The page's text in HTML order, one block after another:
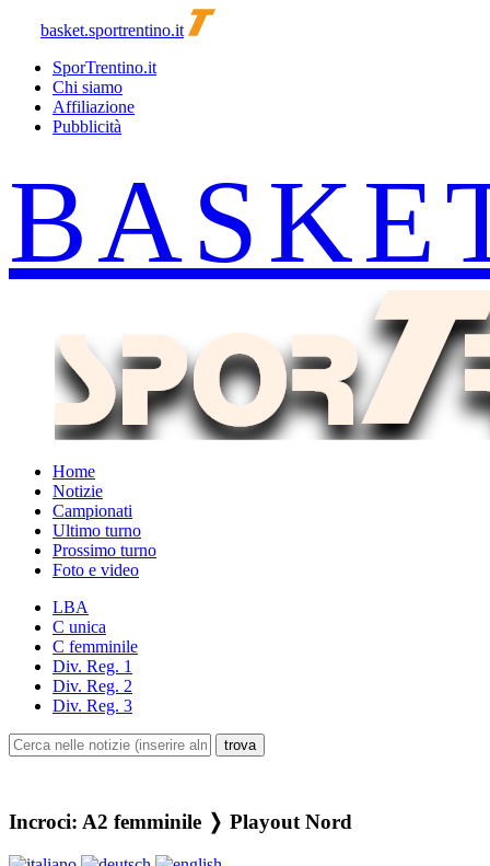
basket.sportrentino.it
SporTrentino.it
Chi siamo
Affiliazione
Pubblicità
Home
Notizie
Campionati
Ultimo turno
Prossimo turno
Foto e video
LBA
C unica
C femminile
Div. Reg. 1
Div. Reg. 2
Div. Reg. 3
Incroci: A2 femminile ❭ Playout Nord